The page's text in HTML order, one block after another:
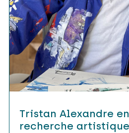
Tristan Alexandre
recherche artistique